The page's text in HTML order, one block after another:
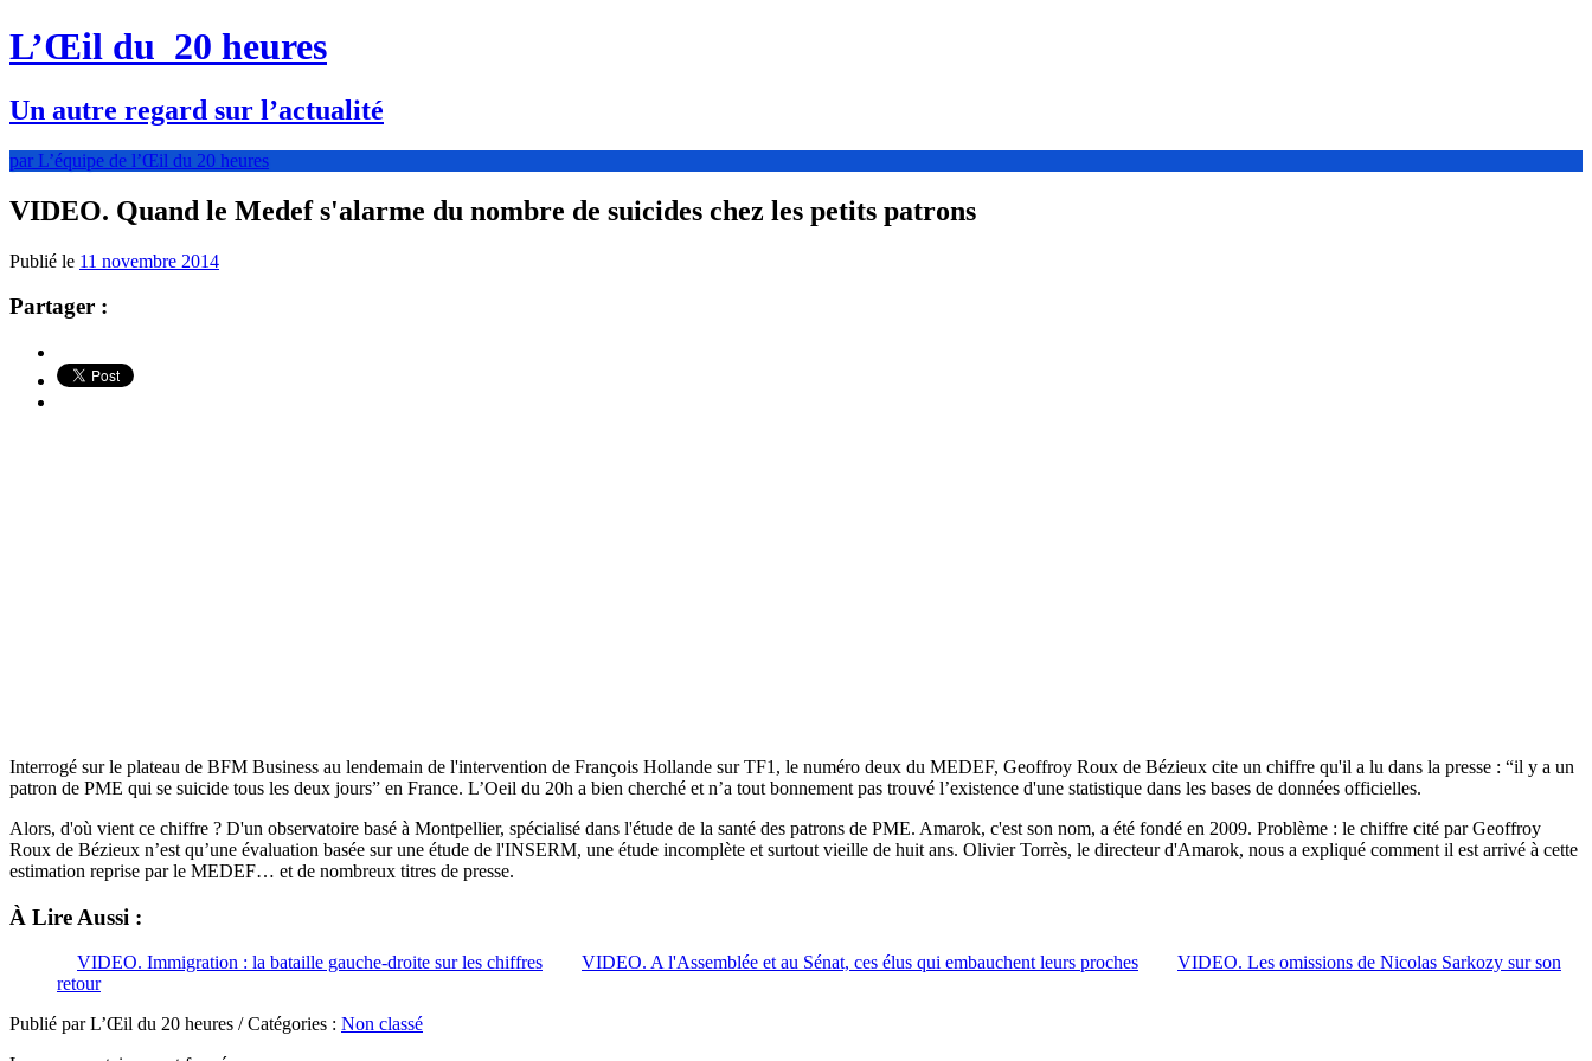
L’Œil du 20 heures
Un autre regard sur l’actualité
par L’équipe de l’Œil du 20 heures
VIDEO. Quand le Medef s'alarme du nombre de suicides chez les petits patrons
Publié le 11 novembre 2014
Partager :
Interrogé sur le plateau de BFM Business au lendemain de l'intervention de François Hollande sur TF1, le numéro deux du MEDEF, Geoffroy Roux de Bézieux cite un chiffre qu'il a lu dans la presse : “il y a un
patron de PME qui se suicide tous les deux jours” en France. L’Oeil du 20h a bien cherché et n’a tout bonnement pas trouvé l’existence d'une statistique dans les bases de données officielles.
Alors, d'où vient ce chiffre ? D'un observatoire basé à Montpellier, spécialisé dans l'étude de la santé des patrons de PME. Amarok, c'est son nom, a été fondé en 2009. Problème : le chiffre cité par Geoffroy
Roux de Bézieux n’est qu’une évaluation basée sur une étude de l'INSERM, une étude incomplète et surtout vieille de huit ans. Olivier Torrès, le directeur d'Amarok, nous a expliqué comment il est arrivé à cette
estimation reprise par le MEDEF… et de nombreux titres de presse.
À Lire Aussi :
VIDEO. Immigration : la bataille gauche-droite sur les chiffres VIDEO. A l'Assemblée et au Sénat, ces élus qui embauchent leurs proches
VIDEO. Les omissions de Nicolas Sarkozy sur son
retour
Publié par L’Œil du 20 heures / Catégories : Non classé